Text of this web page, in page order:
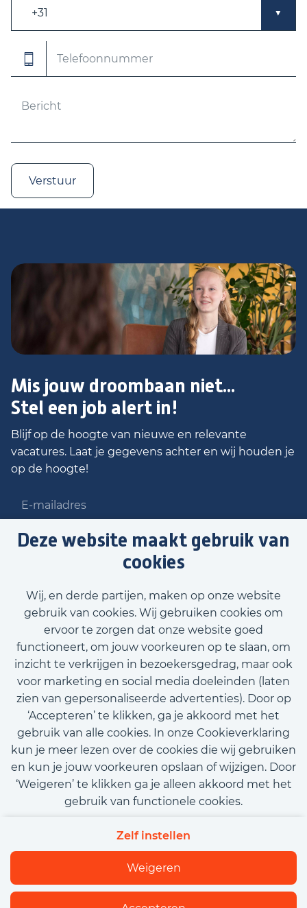
Deze website maakt gebruik van
cookies
Wij, en derde partijen, maken op onze website
gebruik van cookies. Wij gebruiken cookies om
ervoor te zorgen dat onze website goed
functioneert, om jouw voorkeuren op te slaan, om
inzicht te verkrijgen in bezoekersgedrag, maar ook
voor marketing en social media doeleinden (laten
zien van gepersonaliseerde advertenties). Door op
‘Accepteren’ te klikken, ga je akkoord met het
gebruik van alle cookies. In onze Cookieverklaring
kun je meer lezen over de cookies die wij gebruiken
en kun je jouw voorkeuren opslaan of wijzigen. Door
‘Weigeren’ te klikken ga je alleen akkoord met het
gebruik van functionele cookies.
Zelf instellen
Weigeren
Verstuur
Mis jouw droombaan niet...
Stel een job alert in!
Blijf op de hoogte van nieuwe en relevante
vacatures. Laat je gegevens achter en wij houden je
op de hoogte!
Privacy
Algemene voorwaarden
Flexfamily